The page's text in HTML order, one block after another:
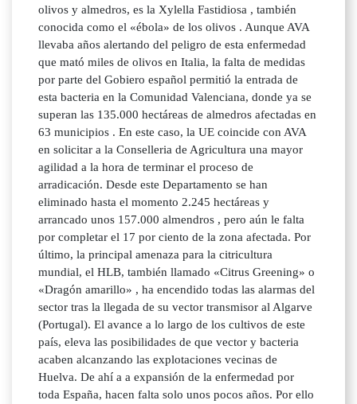
olivos y almedros, es la Xylella Fastidiosa , también
conocida como el «ébola» de los olivos . Aunque AVA
llevaba años alertando del peligro de esta enfermedad
que mató miles de olivos en Italia, la falta de medidas
por parte del Gobiero español permitió la entrada de
esta bacteria en la Comunidad Valenciana, donde ya se
superan las 135.000 hectáreas de almedros afectadas en
63 municipios . En este caso, la UE coincide con AVA
en solicitar a la Conselleria de Agricultura una mayor
agilidad a la hora de terminar el proceso de
arradicación. Desde este Departamento se han
eliminado hasta el momento 2.245 hectáreas y
arrancado unos 157.000 almendros , pero aún le falta
por completar el 17 por ciento de la zona afectada. Por
último, la principal amenaza para la citricultura
mundial, el HLB, también llamado «Citrus Greening» o
«Dragón amarillo» , ha encendido todas las alarmas del
sector tras la llegada de su vector transmisor al Algarve
(Portugal). El avance a lo largo de los cultivos de este
país, eleva las posibilidades de que vector y bacteria
acaben alcanzando las explotaciones vecinas de
Huelva. De ahí a a expansión de la enfermedad por
toda España, hacen falta solo unos pocos años. Por ello